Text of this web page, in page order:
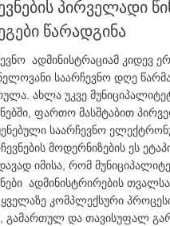
პირველადი
წარადგინა
ადმინისტრაციამ კიდევ
საარჩევნო დღე
ახლა უკვე
ფართო მასშტაბით
საარჩევნო
მოდერნიზების ეს
იმისა, რომ
ადმინისტრირების
კომპლექსური
გამართულ და თავისუფალ